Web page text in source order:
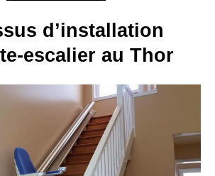
d’installation
escalier au Thor